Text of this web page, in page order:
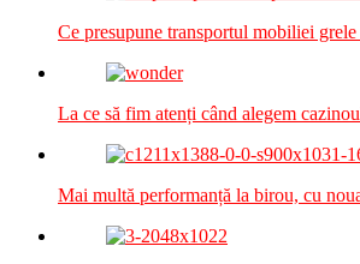
Ce presupune transportul mobiliei
La ce să fim atenți când alegem
Mai multă performanță la birou, cu